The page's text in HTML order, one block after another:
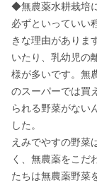
◆無農薬水耕栽培
必ずといっていい
きな理由がありま
いたり、乳幼児の
様が多いです。無
のスーパーでは買
られる野菜がない
した。
えみでやすの野菜
く、無農薬をこだ